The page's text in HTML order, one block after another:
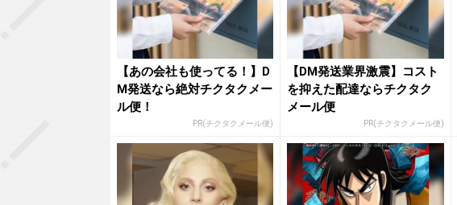
【あの会社も使ってる！】D
M発送なら絶対チクタクメー
ル便！
PR(チクタクメール便)
【DM発送業界激震】コスト
を抑えた配達ならチクタク
メール便
PR(チクタクメール便)